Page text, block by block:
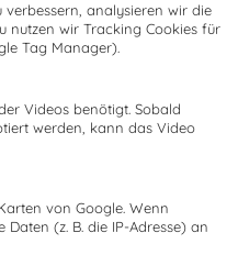
verbessern, analysieren wir die
nutzen wir Tracking Cookies für
Tag Manager).
Videos benötigt. Sobald
werden, kann das Video
von Google. Wenn
(z. B. die IP-Adresse) an
Cocooning24 mich regelmäßig
informiert.
werden. Einzelheiten